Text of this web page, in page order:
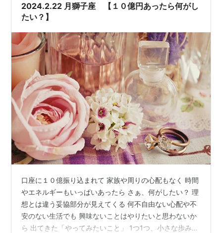
2024.2.22 月獅子座 【１０億円あったら何がし
たい？】
口座に１０億振り込まれて 家族や周りの心配もなく 時間
やエネルギーもいっぱいあったら さぁ、何がしたい？ 理
想とは違う妥協部分が見えてくる 何不自由ない心配や不
安のない生活でも 興味ないことはやりたいと思わないか
ら 出てきた「やってみたいこと」 1つ1つ、小さな歩みで